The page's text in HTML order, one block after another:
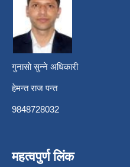
गुनासो सुन्ने अधिकारी
हेमन्त राज पन्त
9848728032
महत्वपुर्ण लिंक